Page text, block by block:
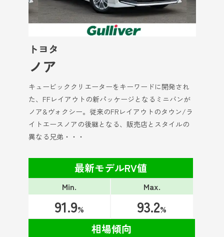
トヨタ
ノア
キュービッククリエーターをキーワードに開発され
た、FFレイアウトの新パッケージとなるミニバンが
ノア&ヴォクシー。従来のFRレイアウトのタウン/ラ
イトエースノアの後継となる、販売店とスタイルの
異なる兄弟・・・
最新モデルRV値
Min.
91.9%
Max.
93.2%
相場傾向